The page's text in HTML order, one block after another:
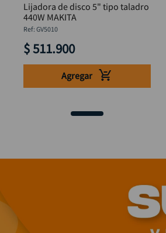
Lijadora de disco 5" tipo taladro
440W MAKITA
: GV5010
$511.900
Agregar